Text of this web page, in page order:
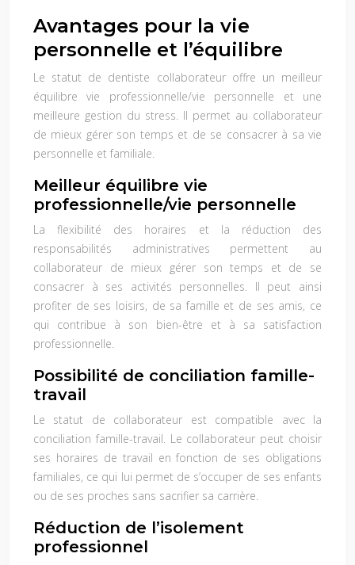
Avantages pour la vie
personnelle et l’équilibre
Le statut de dentiste collaborateur offre un meilleur
équilibre vie professionnelle/vie personnelle et une
meilleure gestion du stress. Il permet au collaborateur
de mieux gérer son temps et de se consacrer à sa vie
personnelle et familiale.
Meilleur équilibre vie
professionnelle/vie personnelle
La flexibilité des horaires et la réduction des
responsabilités administratives permettent au
collaborateur de mieux gérer son temps et de se
consacrer à ses activités personnelles. Il peut ainsi
profiter de ses loisirs, de sa famille et de ses amis, ce
qui contribue à son bien-être et à sa satisfaction
professionnelle.
Possibilité de conciliation famille-
travail
Le statut de collaborateur est compatible avec la
conciliation famille-travail. Le collaborateur peut choisir
ses horaires de travail en fonction de ses obligations
familiales, ce qui lui permet de s’occuper de ses enfants
ou de ses proches sans sacrifier sa carrière.
Réduction de l’isolement
professionnel